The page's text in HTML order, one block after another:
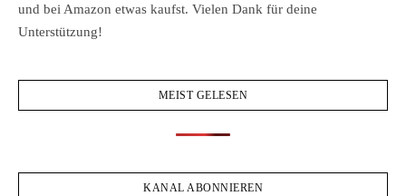
und bei Amazon etwas kaufst. Vielen Dank für deine
Unterstützung!
MEIST GELESEN
KANAL ABONNIEREN